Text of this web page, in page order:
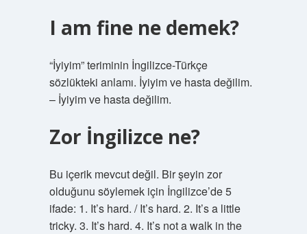
I am fine ne demek?
“İyiyim” teriminin İngilizce-Türkçe
sözlükteki anlamı. İyiyim ve hasta değilim.
– İyiyim ve hasta değilim.
Zor İngilizce ne?
Bu içerik mevcut değil. Bir şeyin zor
olduğunu söylemek için İngilizce’de 5
ifade: 1. It’s hard. / It’s hard. 2. It’s a little
tricky. 3. It’s hard. 4. It’s not a walk in the